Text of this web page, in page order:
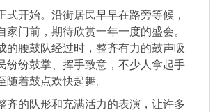
式开始。沿街居民早早在路旁等候，
家门前，期待欣赏一年一度的盛会。
的腰鼓队经过时，整齐有力的鼓声吸
纷纷鼓掌、挥手致意，不少人拿起手
着鼓点欢快起舞。
齐的队形和充满活力的表演，让许多